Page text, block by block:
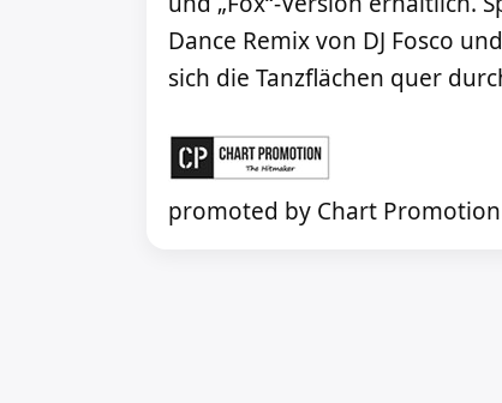
Dance Remix von DJ Fosco
sich die Tanzflächen quer
promoted by Chart Promotion